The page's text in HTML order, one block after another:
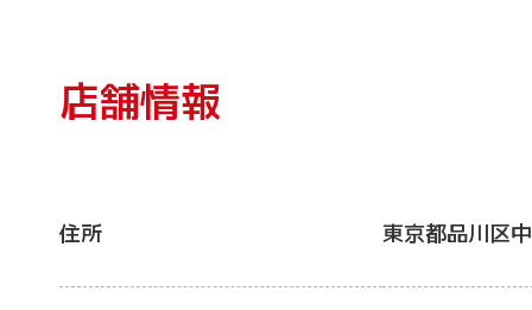
店舗情報
住所 東京都品川区